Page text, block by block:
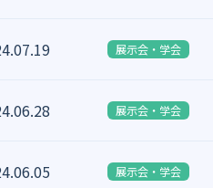
展示会・学会
展示会・学会
展示会・学会